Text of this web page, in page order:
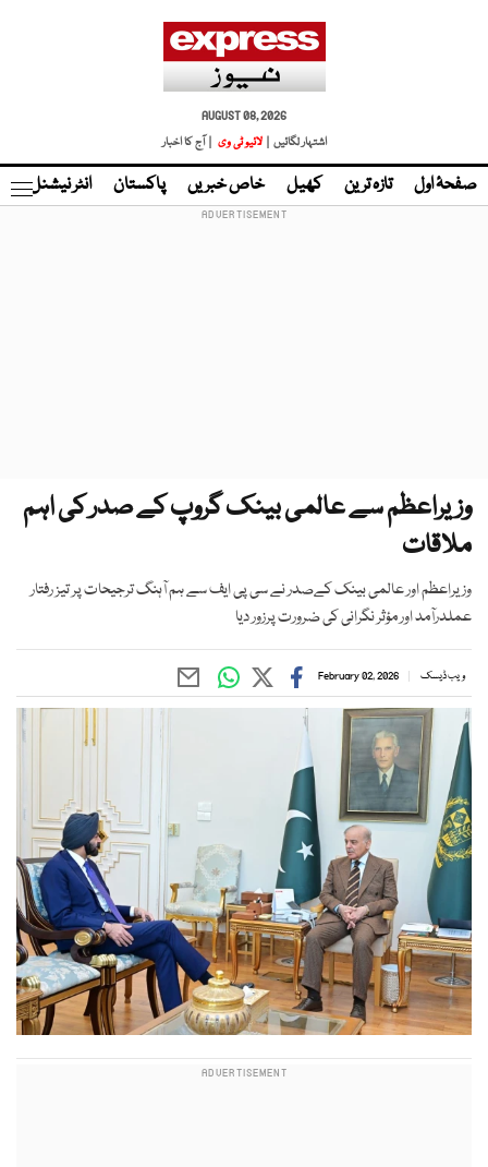
AUGUST 08, 2026
اشتہار لگائیں |
لائیو ٹی وی | آج کا اخبار
صفحۂ اول تازہ ترین کھیل خاص خبریں پاکستان انٹر نیشنل
وزیراعظم سے عالمی بینک گروپ کے صدر کی اہم
ملاقات
وزیراعظم اور عالمی بینک کےصدر نے سی پی ایف سے ہم آہنگ ترجیحات پر تیز رفتار
عملدرآمد اور مؤثر نگرانی کی ضرورت پرزور دیا
ویب ڈیسک February 02, 2026